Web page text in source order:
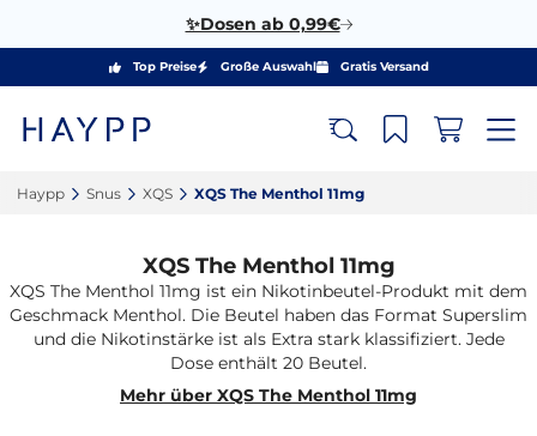
✨Dosen ab 0,99€
Top Preise Große Auswahl Gratis Versand
Haypp‎ Snus‎ XQS‎ XQS The Menthol 11mg‎
XQS The Menthol 11mg
XQS The Menthol 11mg ist ein Nikotinbeutel-Produkt mit dem
Geschmack Menthol. Die Beutel haben das Format Superslim
und die Nikotinstärke ist als Extra stark klassifiziert. Jede
Dose enthält 20 Beutel.
Mehr über XQS The Menthol 11mg